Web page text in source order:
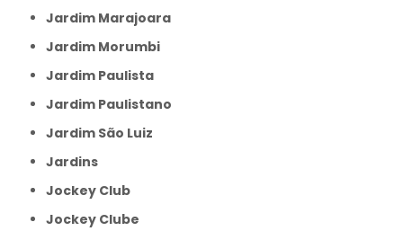
Jardim Marajoara
Jardim Morumbi
Jardim Paulista
Jardim Paulistano
Jardim São Luiz
Jardins
Jockey Club
Jockey Clube